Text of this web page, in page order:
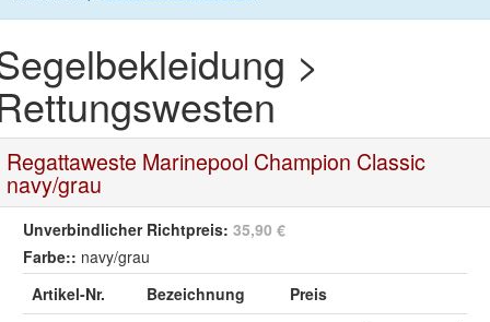
>
Regattaweste Marinepool Champion Classic
navy/grau
Unverbindlicher Richtpreis: 35,90 €
Farbe:: navy/grau
Artikel-Nr.
Bezeichnung Preis